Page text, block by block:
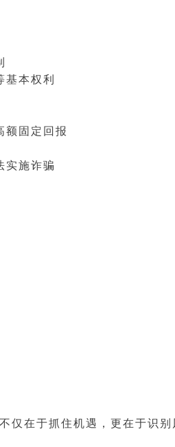
本权利
额固定回报
实施诈骗
仅在于抓住机遇，更在于识